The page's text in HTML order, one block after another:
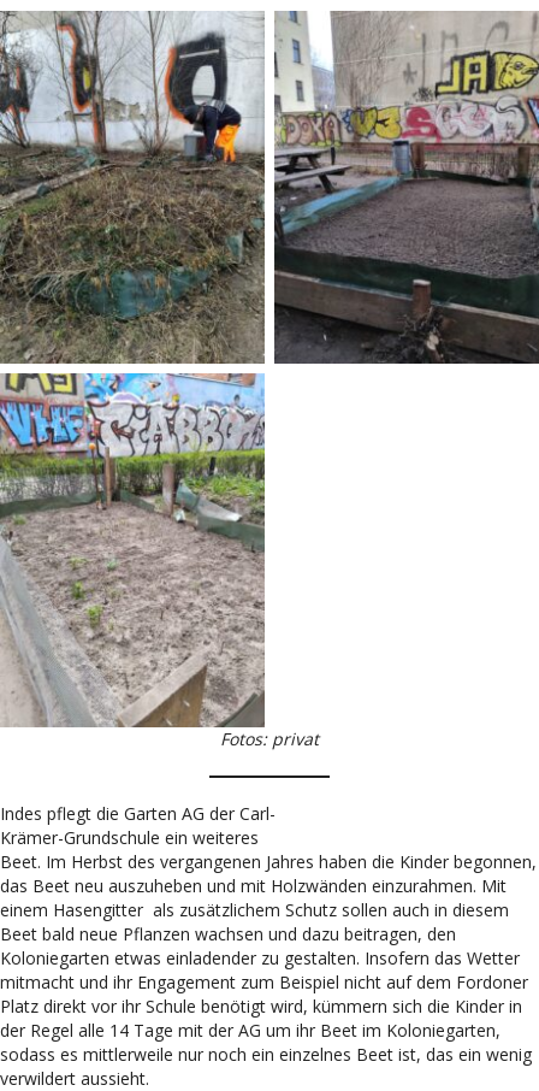
Fotos: privat
Indes pflegt die Garten AG der Carl-
Krämer-Grundschule ein weiteres
Beet. Im Herbst des vergangenen Jahres haben die Kinder begonnen,
das Beet neu auszuheben und mit Holzwänden einzurahmen. Mit
einem Hasengitter als zusätzlichem Schutz sollen auch in diesem
Beet bald neue Pflanzen wachsen und dazu beitragen, den
Koloniegarten etwas einladender zu gestalten. Insofern das Wetter
mitmacht und ihr Engagement zum Beispiel nicht auf dem Fordoner
Platz direkt vor ihr Schule benötigt wird, kümmern sich die Kinder in
der Regel alle 14 Tage mit der AG um ihr Beet im Koloniegarten,
sodass es mittlerweile nur noch ein einzelnes Beet ist, das ein wenig
verwildert aussieht.